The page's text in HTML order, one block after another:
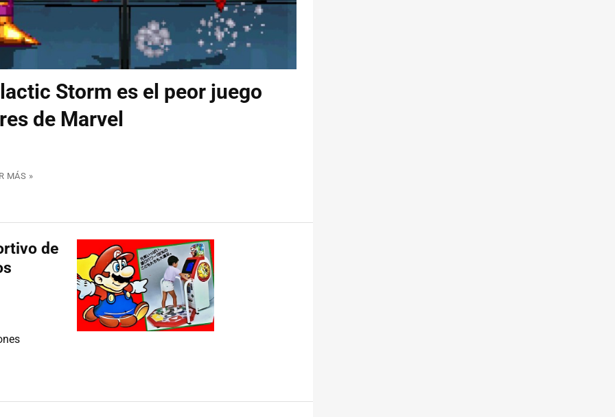
Storm es el peor juego
de Marvel
MÁS »
de